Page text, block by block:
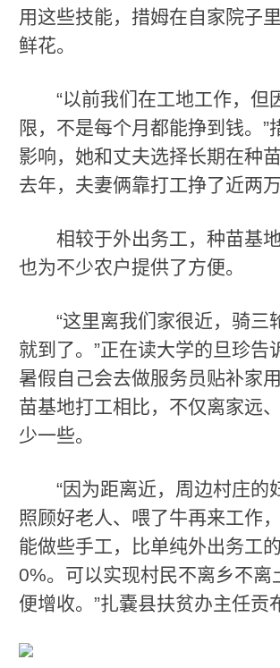
用这些技能，措姆在自家院子
鲜花。
“以前我们在工地工作，但
限，不是每个月都能挣到钱。”
影响，她和丈夫选择长期在种苗
去年，夫妻俩靠打工挣了近两万
相较于外出务工，种苗基地
也为不少农户提供了方便。
“这里离我们家很近，骑三
就到了。”正在读大学的旦珍告
暑假自己会去做服务员贴补家
苗基地打工相比，不仅离家远
少一些。
“因为距离近，周边村庄的
照顾好老人、喂了牛再来工作
能做些手工，比单纯外出务工
0%。可以实现村民不离乡不离
便增收。”扎嚢县扶贫办主任贡